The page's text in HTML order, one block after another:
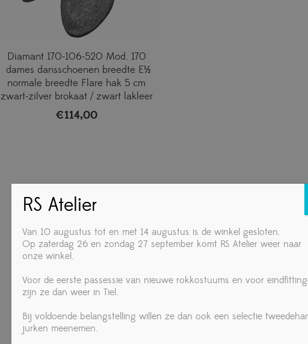
Diamant 170-106-520 Mod. 170
dames dansschoenen breedte E½
normale breedte Flare hak 5 cm
zwart-zilver brokaat / zwart lakleer
€114,00
RS Atelier
Van 10 augustus tot en met 14 augustus is de winkel gesloten.
Op zaterdag 26 en zondag 27 september komt RS Atelier weer naar
onze winkel.
Voor de eerste passessie van nieuwe rokkostuums en voor
zijn ze dan weer in Tiel.
Bij voldoende belangstelling willen ze dan ook een selectie
jurken meenemen.